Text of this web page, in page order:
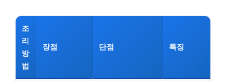
조
리
방
법
장점 단점 특징